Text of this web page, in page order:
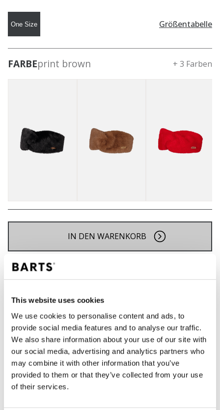
This website uses cookies
We use cookies to personalise content and ads, to
provide social media features and to analyse our traffic.
We also share information about your use of our site with
our social media, advertising and analytics partners who
may combine it with other information that you’ve
provided to them or that they’ve collected from your use
of their services.
One Size Größentabelle
FARBEprint brown + 3 Farben
IN DEN WARENKORB
Bestellungen, die vor 12 Uhr MEZ (Montag bis
Freitag) bei uns eingehen, werden noch am selben
Kostenlose Lieferung für Bestellungen über 50€
innerhalb Deutschland
30 Tage Rückgaberecht
BESCHREIBUNG
Damen Kunstpelz-Stirnband